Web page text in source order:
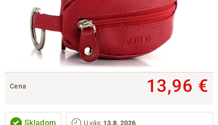
Cena 13,96 €
Skladom U vás: 13.8. 2026